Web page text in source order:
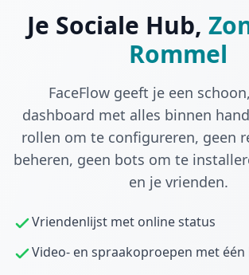
Je Sociale Hub,
Rommel
FaceFlow geeft je een
dashboard met alles binnen
rollen om te configureren, geen
beheren, geen bots om te
en je vrienden.
Vriendenlijst met online status
Video- en spraakoproepen met één